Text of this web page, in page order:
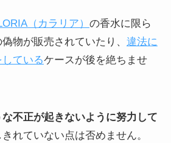
（カラリア） の香水に限ら
物が販売されていたり、 違法に
ているケースが後を絶ちませ
不正が起きないように努力して
れていない点は否めません。